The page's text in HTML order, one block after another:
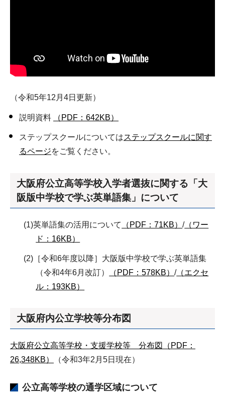
（令和5年12月4日更新）
説明資料 （PDF：642KB）
ステップスクールについてはステップスクールに関す
るページをご覧ください。
大阪府公立高等学校入学者選抜に関する「大
阪版中学校で学ぶ英単語集」について
(1)英単語集の活用について （PDF：71KB）/（ワー
ド：16KB）
(2)［令和6年度以降］大阪版中学校で学ぶ英単語集
（令和4年6月改訂）
（PDF：578KB）/（エクセ
ル：193KB）
大阪府内公立学校等分布図
大阪府公立高等学校・支援学校等 分布図（PDF：
26,348KB）
（令和3年2月5日現在）
公立高等学校の通学区域について